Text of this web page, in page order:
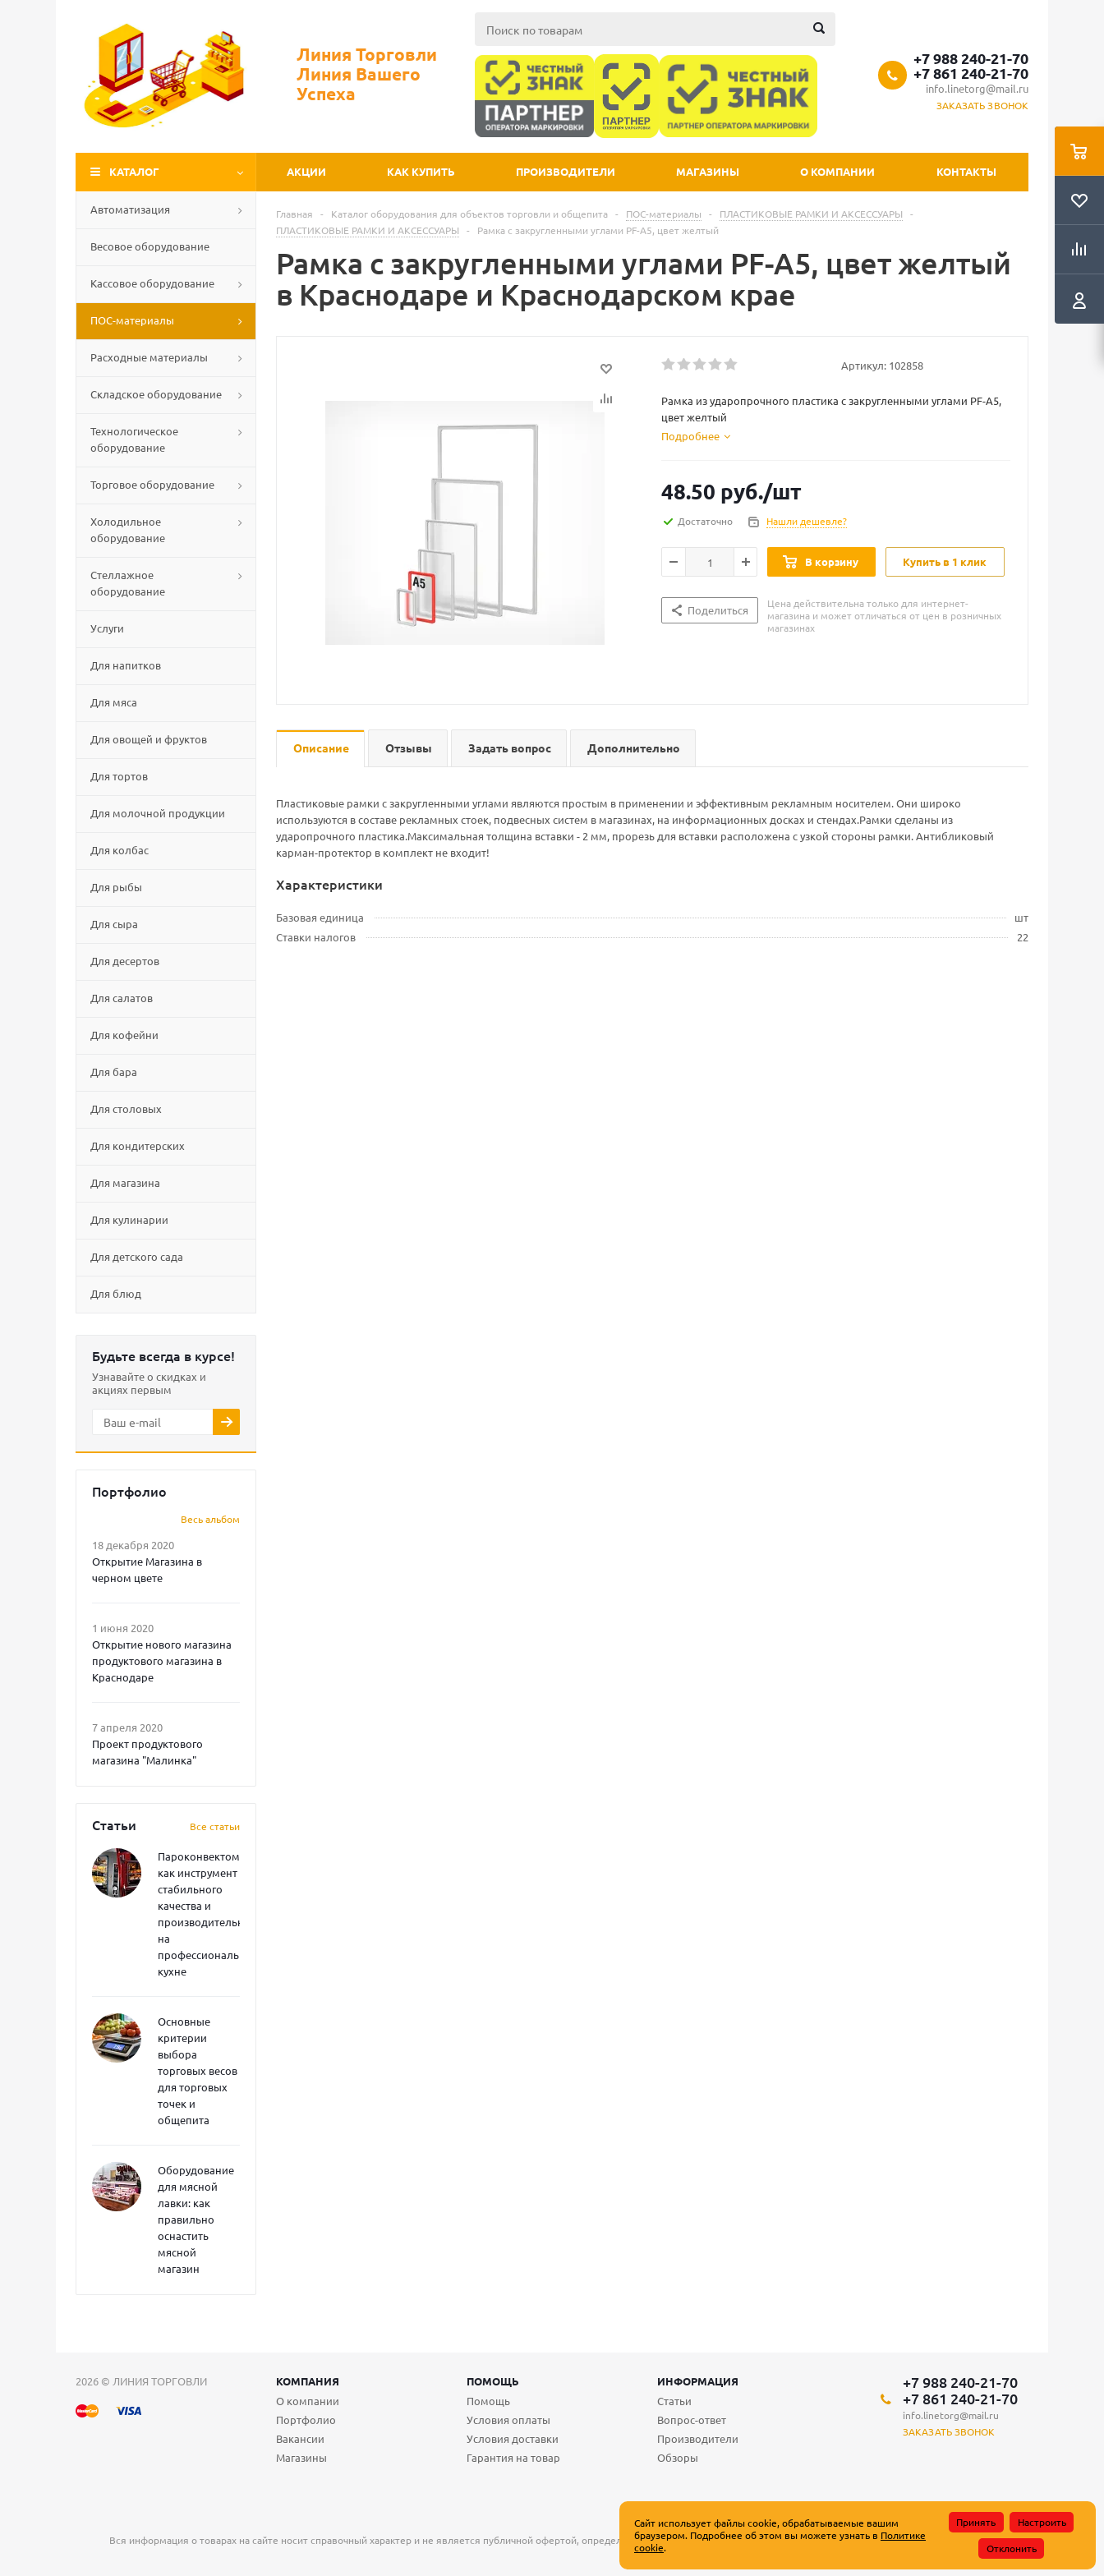
Линия Торговли
Линия Вашего
Успеха
+7 988 240-21-70
+7 861 240-21-70
info.linetorg@mail.ru
ЗАКАЗАТЬ ЗВОНОК
КАТАЛОГ АКЦИИ КАК КУПИТЬ ПРОИЗВОДИТЕЛИ МАГАЗИНЫ О КОМПАНИИ КОНТАКТЫ
Автоматизация
Весовое оборудование
Кассовое оборудование
ПОС-материалы
Расходные материалы
Складское оборудование
Технологическое
оборудование
Торговое оборудование
Холодильное
оборудование
Стеллажное
оборудование
Услуги
Для напитков
Для мяса
Для овощей и фруктов
Для тортов
Для молочной продукции
Для колбас
Для рыбы
Для сыра
Для десертов
Для салатов
Для кофейни
Для бара
Для столовых
Для кондитерских
Для магазина
Для кулинарии
Для детского сада
Для блюд
Будьте всегда в курсе!
Узнавайте о скидках и
акциях первым
Портфолио
Весь альбом
18 декабря 2020
Открытие Магазина в
черном цвете
1 июня 2020
Открытие нового магазина
продуктового магазина в
Краснодаре
7 апреля 2020
Проект продуктового
магазина "Малинка"
Статьи Все статьи
Пароконвектоматы
как инструмент
стабильного
качества и
производительности
на
профессиональной
кухне
Основные
критерии
выбора
торговых весов
для торговых
точек и
общепита
Оборудование
для мясной
лавки: как
правильно
оснастить
мясной
магазин
Главная - Каталог оборудования для объектов торговли и общепита - ПОС-материалы - ПЛАСТИКОВЫЕ РАМКИ И АКСЕССУАРЫ
-
ПЛАСТИКОВЫЕ РАМКИ И АКСЕССУАРЫ
- Рамка с закругленными углами PF-A5, цвет желтый
Рамка с закругленными углами PF-A5, цвет желтый
в Краснодаре и Краснодарском крае
Артикул: 102858
Рамка из ударопрочного пластика с закругленными углами PF-А5,
цвет желтый
Подробнее
48.50 руб./шт
Достаточно Нашли дешевле?
В корзину Купить в 1 клик
Поделиться
Цена действительна только для интернет-
магазина и может отличаться от цен в розничных
магазинах
Описание Отзывы Задать вопрос Дополнительно
Пластиковые рамки с закругленными углами являются простым в применении и эффективным рекламным носителем. Они широко
используются в составе рекламных стоек, подвесных систем в магазинах, на информационных досках и стендах.Рамки сделаны из
ударопрочного пластика.Максимальная толщина вставки - 2 мм, прорезь для вставки расположена с узкой стороны рамки. Антибликовый
карман-протектор в комплект не входит!
Характеристики
Базовая единица
шт
Ставки налогов
22
2026 © ЛИНИЯ ТОРГОВЛИ КОМПАНИЯ ПОМОЩЬ
ИНФОРМАЦИЯ
О компании
Портфолио
Вакансии
Магазины
Помощь
Условия оплаты
Условия доставки
Гарантия на товар
Статьи
Вопрос-ответ
Производители
Обзоры
+7 988 240-21-70
+7 861 240-21-70
info.linetorg@mail.ru
ЗАКАЗАТЬ ЗВОНОК
Вся информация о товарах на сайте носит справочный характер и не является публичной офертой, определяемой положениями Статьи 437 Гражданского кодекса Российской Федерации.
Сайт использует файлы cookie, обрабатываемые вашим
браузером. Подробнее об этом вы можете узнать в Политике
cookie.
Принять
Настроить
Отклонить